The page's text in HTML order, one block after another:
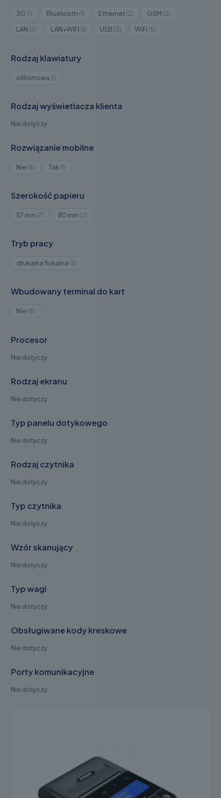
3G 1ProduktBluetooth 1ProduktEthernet 2Produkty
GSM 2Produkty
LAN 5ProduktyLAN+WIFI 1Produkt
USB 3Produkty
WiFi 5Produkty
Rodzaj klawiatury
silikonowa 1Produkt
Rodzaj wyświetlacza klienta
Nie dotyczy
Rozwiązanie mobilne
Nie 6Produkty
Tak 1Produkt
Szerokość papieru
57 mm 7Produkty
80 mm 2Produkty
Tryb pracy
drukarka fiskalna 8Produkty
Wbudowany terminal do kart
Nie 8Produkty
Procesor
Nie dotyczy
Rodzaj ekranu
Nie dotyczy
Typ panelu dotykowego
Nie dotyczy
Rodzaj czytnika
Nie dotyczy
Typ czytnika
Nie dotyczy
Wzór skanujący
Nie dotyczy
Typ wagi
Nie dotyczy
Obsługiwane kody kreskowe
Nie dotyczy
Porty komunikacyjne
Nie dotyczy